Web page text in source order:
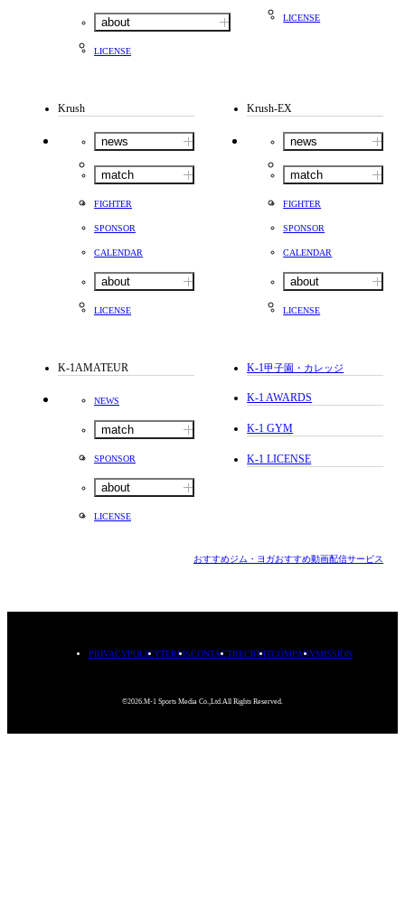
about
LICENSE
LICENSE
Krush
news
match
FIGHTER
SPONSOR
CALENDAR
about
LICENSE
Krush-EX
news
match
FIGHTER
SPONSOR
CALENDAR
about
LICENSE
K-1AMATEUR
NEWS
match
SPONSOR
about
LICENSE
K-1甲子園・カレッジ
K-1 AWARDS
K-1 GYM
K-1 LICENSE
おすすめジム・ヨガおすすめ動画配信サービス
PRIVACYPOLICYTERMSCONTACTRECRUITCOMPANYMISSION
©2026.M-1 Sports Media Co.,Ltd.All Rights Reserved.